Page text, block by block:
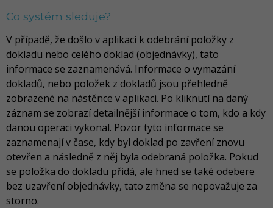
Co systém sleduje?
V případě, že došlo v aplikaci k odebrání položky z
dokladu nebo celého doklad (objednávky), tato
informace se zaznamenává. Informace o vymazání
dokladů, nebo položek z dokladů jsou přehledně
zobrazené na nástěnce v aplikaci. Po kliknutí na daný
záznam se zobrazí detailnější informace o tom, kdo a kdy
danou operaci vykonal. Pozor tyto informace se
zaznamenají v čase, kdy byl doklad po zavření znovu
otevřen a následně z něj byla odebraná položka. Pokud
se položka do dokladu přidá, ale hned se také odebere
bez uzavření objednávky, tato změna se nepovažuje za
storno.